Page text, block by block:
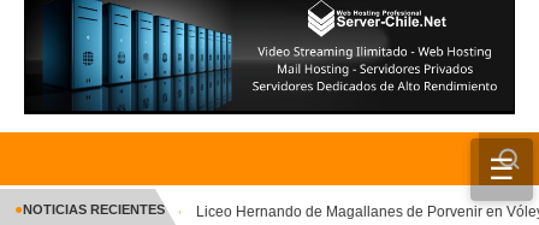
☰
INICIO
●NOTICIAS RECIENTES Liceo Hernando de Magallanes de Porvenir en